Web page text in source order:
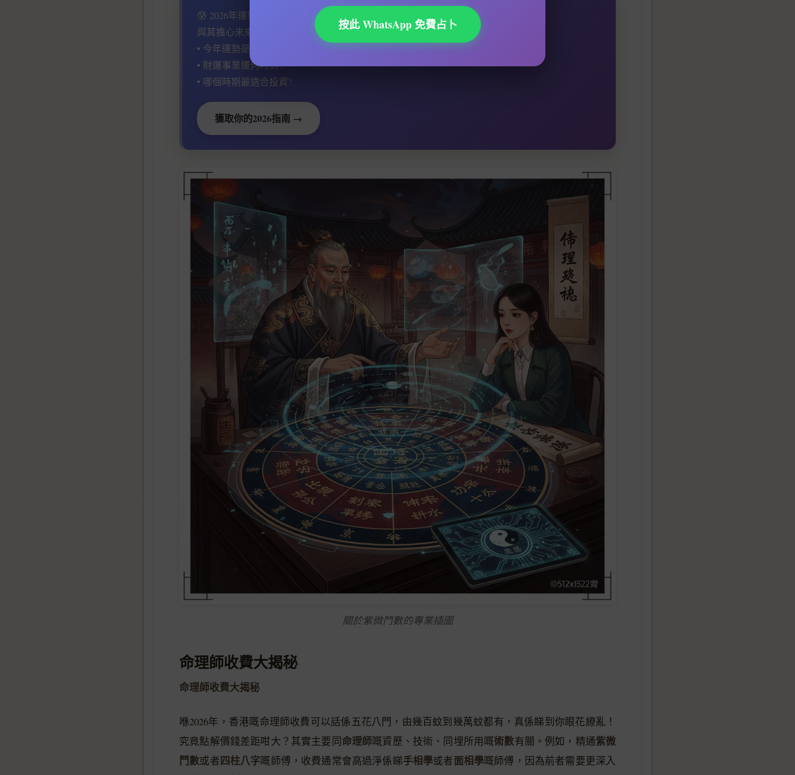
😰 2026年運勢會更好還是更差？
與其擔心未來，不如提前知道：
• 今年運勢是好是壞?
• 財運事業運何時到?
• 哪個時期最適合投資?
獲取你的2026指南 →
關於紫微鬥數的專業插圖
命理師收費大揭秘
命理師收費大揭秘
喺2026年，香港嘅命理師收費可以話係五花八門，由幾百蚊到幾萬蚊都有，真係睇到你眼花繚亂！
究竟點解價錢差距咁大？其實主要同命理師嘅資歷、技術、同埋所用嘅術數有關。例如，精通紫微
鬥數或者四柱八字嘅師傅，收費通常會高過淨係睇手相學或者面相學嘅師傅，因為前者需要更深入
按此 WhatsApp 免費占卜